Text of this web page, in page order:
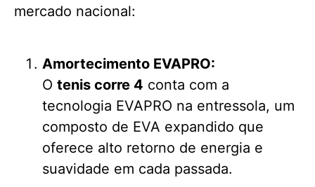
mercado nacional:
Amortecimento EVAPRO:
O tenis corre 4 conta com a
tecnologia EVAPRO na entressola, um
composto de EVA expandido que
oferece alto retorno de energia e
suavidade em cada passada.